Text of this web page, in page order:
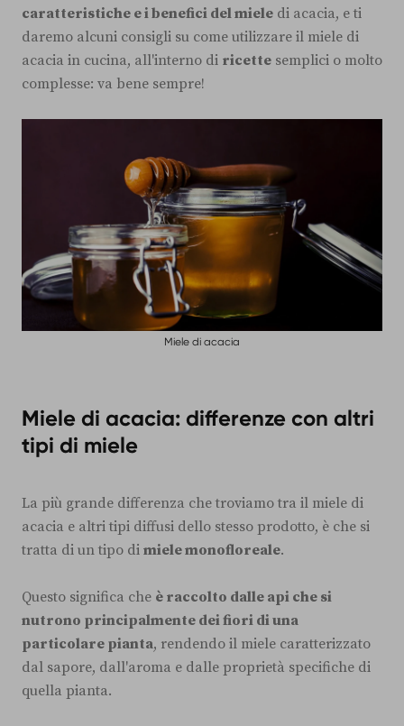
caratteristiche e i benefici del miele di acacia, e ti
daremo alcuni consigli su come utilizzare il miele di
acacia in cucina, all'interno di ricette semplici o molto
complesse: va bene sempre!
Miele di acacia
Miele di acacia: differenze con altri
tipi di miele
La più grande differenza che troviamo tra il miele di
acacia e altri tipi diffusi dello stesso prodotto, è che si
tratta di un tipo di miele monofloreale.
Questo significa che è raccolto dalle api che si
nutrono principalmente dei fiori di una
particolare pianta, rendendo il miele caratterizzato
dal sapore, dall'aroma e dalle proprietà specifiche di
quella pianta.